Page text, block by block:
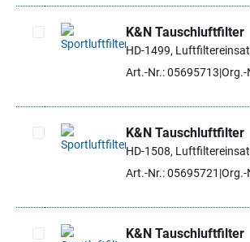
Artikel auswählen
K&N Tauschluftfilter
HD-1499,
Art.-Nr.: 05695713 Org.-
Artikel auswählen
K&N Tauschluftfilter
HD-1508,
Art.-Nr.: 05695721 Org.-
K&N Tauschluftfilter